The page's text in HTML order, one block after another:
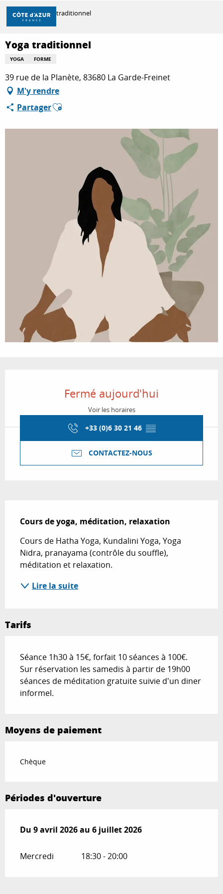
Aller
contenu
principal
DÉCOUVRIR
À FAIRE
SÉJOURNER
Accueil Yoga traditionnel
Yoga traditionnel
YOGA FORME
39 rue de la Planète, 83680 La Garde-Freinet
M'y rendre
PartagerAjouter aux favoris
Fermé aujourd'hui
Voir les horaires
+33 (0)6 30 21 46 ▒▒
CONTACTEZ-NOUS
Cours de yoga, méditation, relaxation
Cours de Hatha Yoga, Kundalini Yoga, Yoga
Nidra, pranayama (contrôle du souffle),
méditation et relaxation.
Lire la suite
Tarifs
Séance 1h30 à 15€, forfait 10 séances à 100€.
Sur réservation les samedis à partir de 19h00
séances de méditation gratuite suivie d'un diner
informel.
Moyens de paiement
Chèque
Périodes d'ouverture
Du 9 avril 2026au 6 juillet 2026
Du 9 avril 2026au 6 juillet 2026
Mercredi 18:30 - 20:00